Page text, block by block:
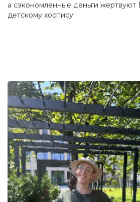
а сэкономленные деньги жертвуют
детскому хоспису.